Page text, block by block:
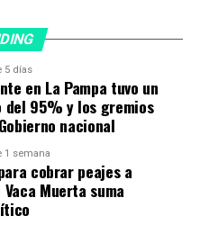
epidemiológica en la que
HÍDRICA
HÍDRICOS
a la localidad de
de tránsito en Santa Rosa
5 días
en La Pampa tuvo un
del 95% y los gremios
nacional
1 semana
cobrar peajes a
Muerta suma